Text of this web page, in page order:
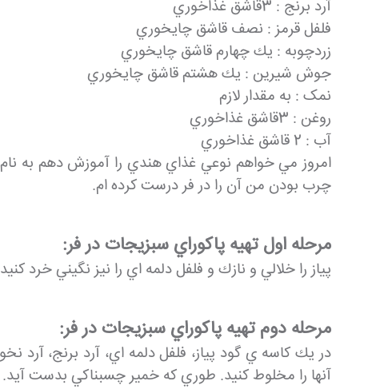
آرد برنج : 3قاشق غذاخوري
فلفل قرمز : نصف قاشق چايخوري
زردچوبه : يك چهارم قاشق چايخوري
جوش شیرین : يك هشتم قاشق چايخوري
نمک : به مقدار لازم
روغن : 3قاشق غذاخوري
آب : 2 قاشق غذاخوري
امروز مي خواهم نوعي غذاي هندي را آموزش دهم به
چرب بودن من آن را در فر درست كرده ام.
مرحله اول تهيه پاكوراي سبزيجات در فر:
پياز را خلالي و نازك و فلفل دلمه اي را نيز نگيني خرد
مرحله دوم تهيه پاكوراي سبزيجات در فر:
آنها را مخلوط كنيد. طوري كه خمير چسبناكي بدست آيد.